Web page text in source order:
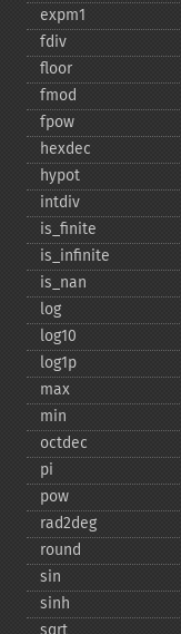
expm1
fdiv
floor
fmod
fpow
hexdec
hypot
intdiv
is_​finite
is_​infinite
is_​nan
log
log10
log1p
max
min
octdec
pi
pow
rad2deg
round
sin
sinh
sqrt